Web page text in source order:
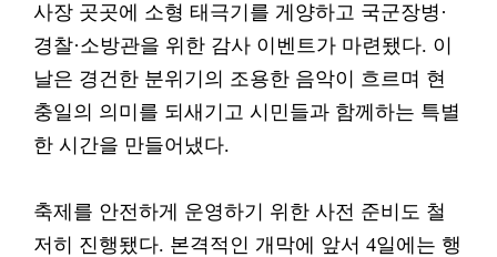
사장 곳곳에 소형 태극기를 게양하고 국군장병·
경찰·소방관을 위한 감사 이벤트가 마련됐다. 이
날은 경건한 분위기의 조용한 음악이 흐르며 현
충일의 의미를 되새기고 시민들과 함께하는 특별
한 시간을 만들어냈다.
축제를 안전하게 운영하기 위한 사전 준비도 철
저히 진행됐다. 본격적인 개막에 앞서 4일에는 행